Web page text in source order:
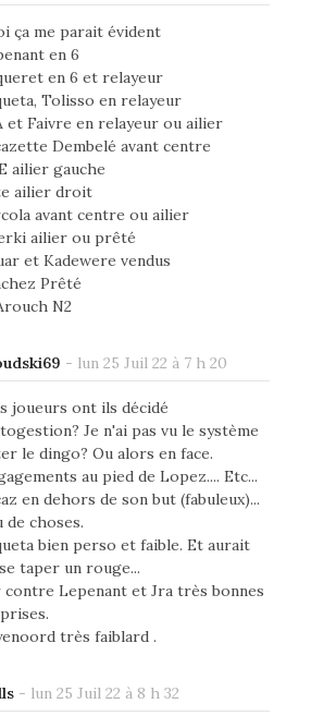
ça me parait évident
en 6
en 6 et relayeur
Tolisso en relayeur
et Faivre en relayeur ou ailier
Dembelé avant centre
ailier gauche
ailier droit
avant centre ou ailier
ailier ou prêté
et Kadewere vendus
Prêté
N2
- lun 25 Juil 22 à 7 h 20
joueurs ont ils décidé
Je n'ai pas vu le système
le dingo? Ou alors en face.
au pied de Lopez.... Etc...
en dehors de son but (fabuleux)...
de choses.
bien perso et faible. Et aurait
taper un rouge...
contre Lepenant et Jra très bonnes
très faiblard .
- lun 25 Juil 22 à 8 h 32